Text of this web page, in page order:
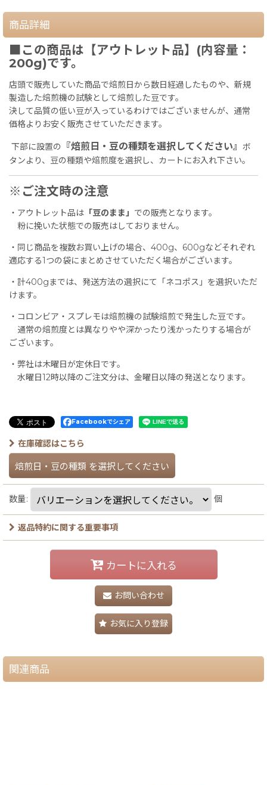
商品詳細
■この商品は【アウトレット品】(内容量：
200g)です。
店頭で販売していた商品で焙煎日から数日経過したものや、新規
製造した焙煎機の試験として焙煎した豆です。
決して品質の低い豆が入っているわけではございませんが、通常
価格よりお安く販売させていただきます。
下部に設置の 『焙煎日・豆の種類を選択してください』 ボ
タンより、豆の種類や焙煎度を選択し、カートにお入れ下さい。
※ご注文時の注意
・アウトレット品は 「豆のまま」 での販売となります。
粉に挽いた状態での販売はしておりません。
・同じ商品を複数お買い上げの場合、400g、600gなどそれぞれ
適応する1つの袋にまとめさせていただく場合がございます。
・計400gまでは、発送方法の選択にて「ネコポス」を選択いただ
けます。
・コロンビア・スプレモは焙煎機の試験焙煎で発生した豆です。
通常の焙煎度とは異なりやや深かったり浅かったりする場合が
ございます。
・弊社は木曜日が定休日です。
水曜日12時以降のご注文分は、金曜日以降の発送となります。
Facebookでシェア
在庫確認はこちら
焙煎日・豆の種類 を選択してください
数量: 個
返品特約に関する重要事項
カートに入れる
お問い合わせ
お気に入り登録
関連商品